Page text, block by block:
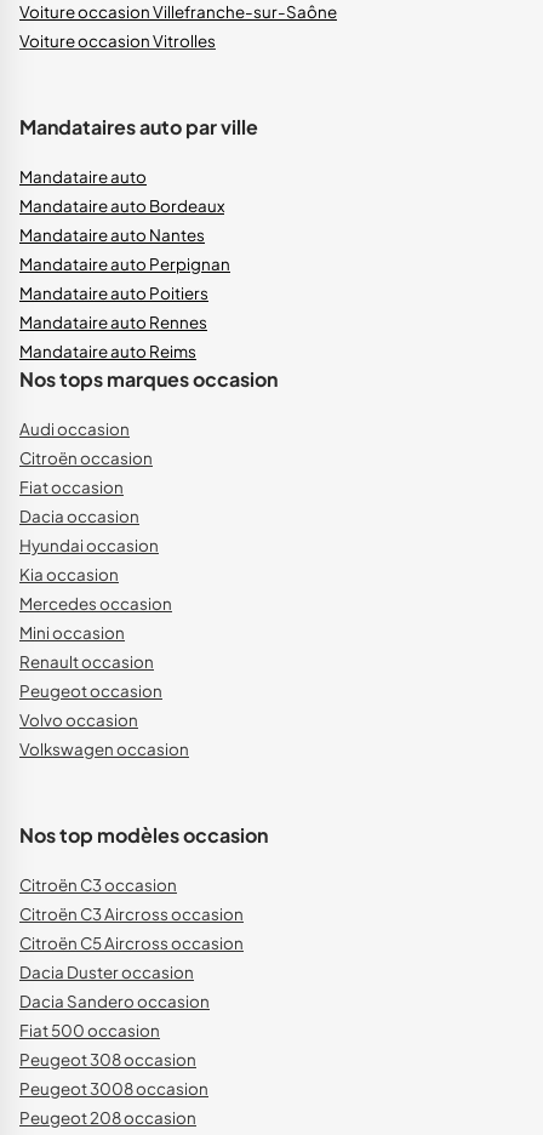
Voiture occasion Villefranche-sur-Saône
Voiture occasion Vitrolles
Mandataires auto par ville
Mandataire auto
Mandataire auto Bordeaux
Mandataire auto Nantes
Mandataire auto Perpignan
Mandataire auto Poitiers
Mandataire auto Rennes
Mandataire auto Reims
Nos tops marques occasion
Audi occasion
Citroën occasion
Fiat occasion
Dacia occasion
Hyundai occasion
Kia occasion
Mercedes occasion
Mini occasion
Renault occasion
Peugeot occasion
Volvo occasion
Volkswagen occasion
Nos top modèles occasion
Citroën C3 occasion
Citroën C3 Aircross occasion
Citroën C5 Aircross occasion
Dacia Duster occasion
Dacia Sandero occasion
Fiat 500 occasion
Peugeot 308 occasion
Peugeot 3008 occasion
Peugeot 208 occasion